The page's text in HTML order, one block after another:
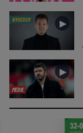
NYHEDER ►
MEDIE
►